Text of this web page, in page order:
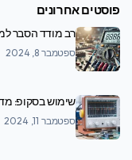
פוסטים אחרונים
רב מודד הסבר
ספטמבר 8, 2024
שימוש בסקופ:
ספטמבר 11, 2024